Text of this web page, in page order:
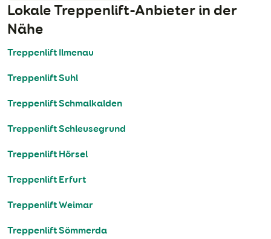
Lokale Treppenlift-Anbieter in der
Nähe
Treppenlift Ilmenau
Treppenlift Suhl
Treppenlift Schmalkalden
Treppenlift Schleusegrund
Treppenlift Hörsel
Treppenlift Erfurt
Treppenlift Weimar
Treppenlift Sömmerda